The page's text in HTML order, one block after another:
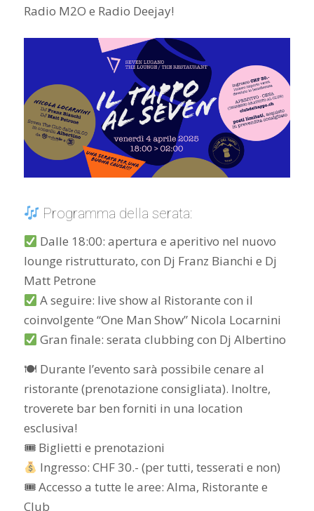
Radio M2O e Radio Deejay!
Programma della serata:
Dalle 18:00: apertura e aperitivo nel nuovo
lounge ristrutturato, con Dj Franz Bianchi e Dj
Matt Petrone
A seguire: live show al Ristorante con il
coinvolgente “One Man Show” Nicola Locarnini
Gran finale: serata clubbing con Dj Albertino
🍽 Durante l’evento sarà possibile cenare al
ristorante (prenotazione consigliata). Inoltre,
troverete bar ben forniti in una location
esclusiva!
🎟 Biglietti e prenotazioni
Ingresso: CHF 30.- (per tutti, tesserati e non)
🎟 Accesso a tutte le aree: Alma, Ristorante e
Club